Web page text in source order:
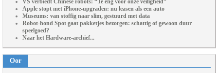
VS verbiedt Chinese robots: “Te eng voor onze veiligheid”
Apple stopt met iPhone-upgraden: nu leasen als een auto
Museums: van stoffig naar slim, gestuurd met data
Robot-hond Spot gaat pakketjes bezorgen: schattig of gewoon duur
speelgoed?
Naar het Hardware-archief...
Oor